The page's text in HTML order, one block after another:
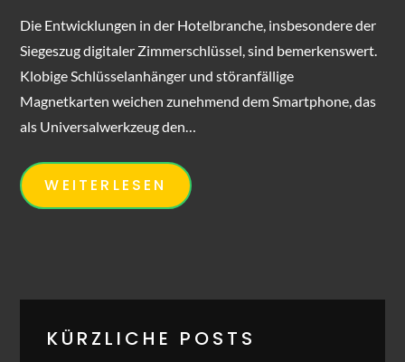
Die Entwicklungen in der Hotelbranche, insbesondere der
Siegeszug digitaler Zimmerschlüssel, sind bemerkenswert.
Klobige Schlüsselanhänger und störanfällige
Magnetkarten weichen zunehmend dem Smartphone, das
als Universalwerkzeug den…
WEITERLESEN
KÜRZLICHE POSTS